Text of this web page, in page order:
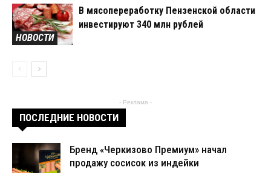
НОВОСТИ
В мясопереработку Пензенской области
инвестируют 340 млн рублей
- Реклама -
ПОСЛЕДНИЕ НОВОСТИ
Бренд «Черкизово Премиум» начал
продажу сосисок из индейки